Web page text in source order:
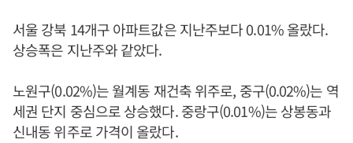
서울 강북 14개구 아파트값은 지난주보다 0.01% 올랐다.
상승폭은 지난주와 같았다.
노원구(0.02%)는 월계동 재건축 위주로, 중구(0.02%)는 역
세권 단지 중심으로 상승했다. 중랑구(0.01%)는 상봉동과
신내동 위주로 가격이 올랐다.